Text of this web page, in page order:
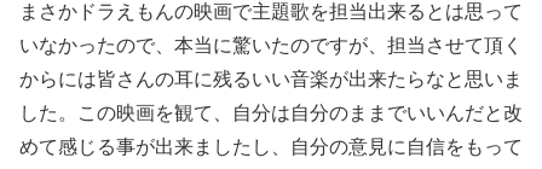
まさかドラえもんの映画で主題歌を担当出来るとは思って
いなかったので、本当に驚いたのですが、担当させて頂く
からには皆さんの耳に残るいい音楽が出来たらなと思いま
した。この映画を観て、自分は自分のままでいいんだと改
めて感じる事が出来ましたし、自分の意見に自信をもって